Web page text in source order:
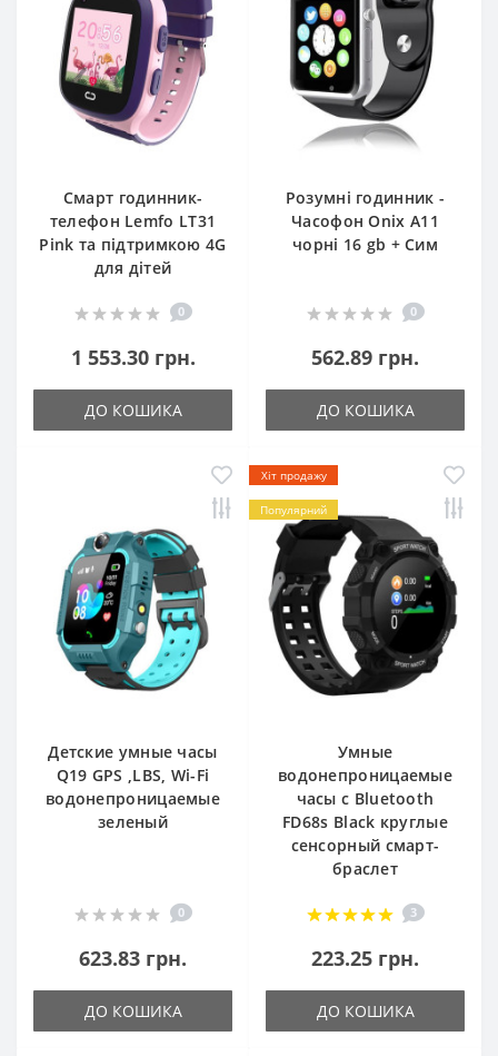
Смарт годинник-
телефон Lemfo LT31
Pink та підтримкою 4G
для дітей
0
1 553.30 грн.
ДО КОШИКА
Розумні годинник -
Часофон Onix A11
чорні 16 gb + Сим
0
562.89 грн.
ДО КОШИКА
Детские умные часы
Q19 GPS ,LBS, Wi-Fi
водонепроницаемые
зеленый
0
623.83 грн.
ДО КОШИКА
Хіт продажу
Популярний
Умные
водонепроницаемые
часы с Bluetooth
FD68s Black круглые
сенсорный смарт-
браслет
3
223.25 грн.
ДО КОШИКА